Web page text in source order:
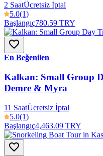
2 SaatÜcretsiz İptal
5.0(1)
Başlangıç780.59 TRY
En Beğenilen
Kalkan: Small Group
Demre & Myra
11 SaatÜcretsiz İptal
5.0(1)
Başlangıç4,463.09 TRY